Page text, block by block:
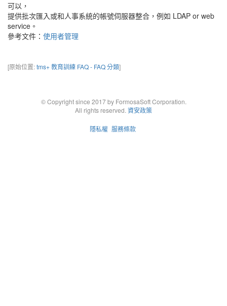
可以，
提供批次匯入或和人事系統的帳號伺服器整合，例如 LDAP or web
service。
參考文件： 使用者管理
[原始位置:tms+ 教育訓練 FAQ - FAQ 分類]
© Copyright since 2017 by FormosaSoft Corporation.
All rights reserved. 資安政策
隱私權 服務條款